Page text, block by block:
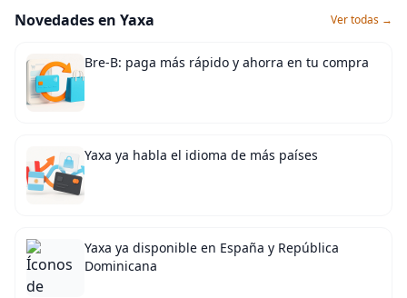
Novedades en Yaxa Ver todas →
Bre-B: paga más rápido y ahorra en tu compra
Yaxa ya habla el idioma de más países
Yaxa ya disponible en España y República
Dominicana